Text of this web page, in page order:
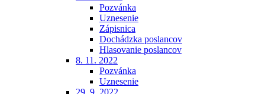
Pozvánka
Uznesenie
Zápisnica
Dochádzka poslancov
Hlasovanie poslancov
8. 11. 2022
Pozvánka
Uznesenie
29. 9. 2022